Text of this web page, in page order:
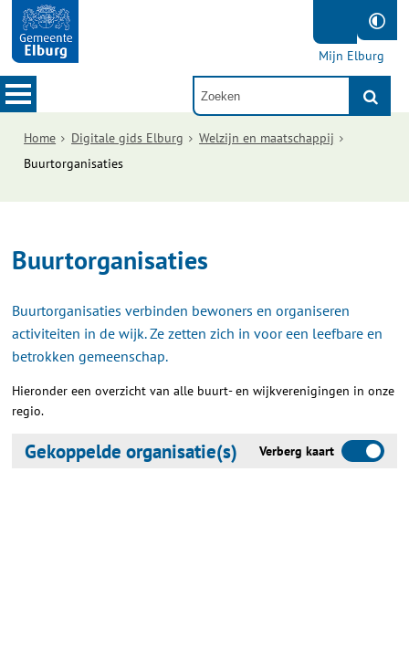
Mijn Elburg
Home Digitale gids Elburg
Welzijn en maatschappij
Buurtorganisaties
Buurtorganisaties
Buurtorganisaties verbinden bewoners en organiseren
activiteiten in de wijk. Ze zetten zich in voor een leefbare en
betrokken gemeenschap.
Hieronder een overzicht van alle buurt- en wijkverenigingen in onze
regio.
Gekoppelde organisatie(s) Verberg kaart